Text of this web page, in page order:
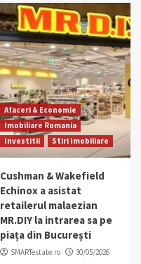
Afaceri & Economie
Imobiliare Romania
Investitii
Stiri Imobiliare
Cushman & Wakefield
Echinox a asistat
retailerul malaezian
MR.DIY la intrarea sa pe
piața din București
SMARTestate.ro 30/05/2026